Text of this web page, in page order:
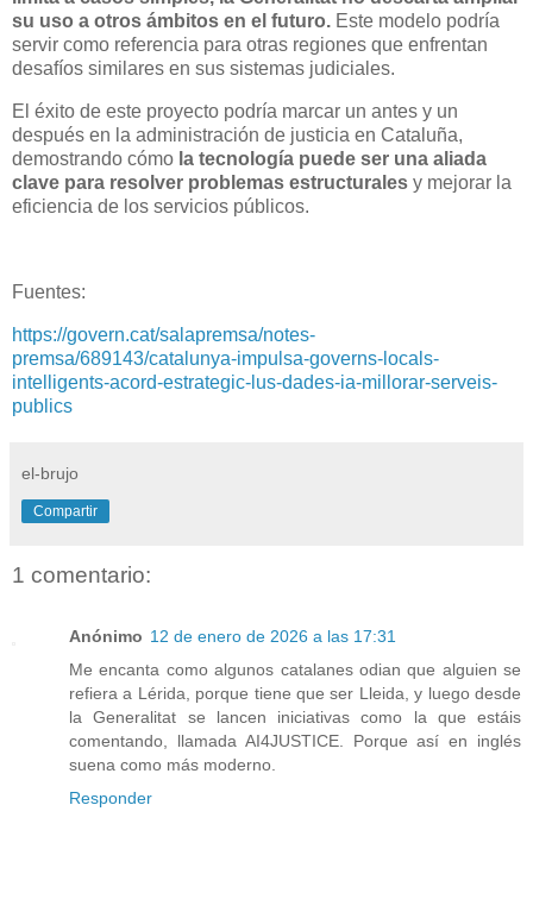
su uso a otros ámbitos en el futuro. Este modelo podría
servir como referencia para otras regiones que enfrentan
desafíos similares en sus sistemas judiciales.
El éxito de este proyecto podría marcar un antes y un
después en la administración de justicia en Cataluña,
demostrando cómo la tecnología puede ser una aliada
clave para resolver problemas estructurales y mejorar la
eficiencia de los servicios públicos.
Fuentes:
https://govern.cat/salapremsa/notes-
premsa/689143/catalunya-impulsa-governs-locals-
intelligents-acord-estrategic-lus-dades-ia-millorar-serveis-
publics
el-brujo
Compartir
1 comentario:
Anónimo 12 de enero de 2026 a las 17:31
Me encanta como algunos catalanes odian que alguien se
refiera a Lérida, porque tiene que ser Lleida, y luego desde
la Generalitat se lancen iniciativas como la que estáis
comentando, llamada AI4JUSTICE. Porque así en inglés
suena como más moderno.
Responder